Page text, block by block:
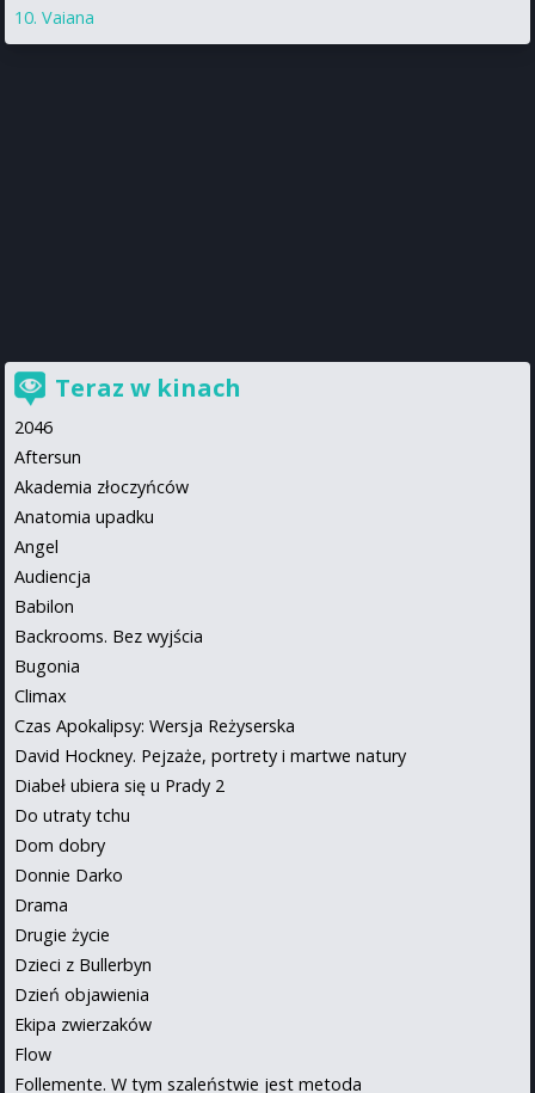
Vaiana
Teraz w kinach
2046
Aftersun
Akademia złoczyńców
Anatomia upadku
Angel
Audiencja
Babilon
Backrooms. Bez wyjścia
Bugonia
Climax
Czas Apokalipsy: Wersja Reżyserska
David Hockney. Pejzaże, portrety i martwe natury
Diabeł ubiera się u Prady 2
Do utraty tchu
Dom dobry
Donnie Darko
Drama
Drugie życie
Dzieci z Bullerbyn
Dzień objawienia
Ekipa zwierzaków
Flow
Follemente. W tym szaleństwie jest metoda